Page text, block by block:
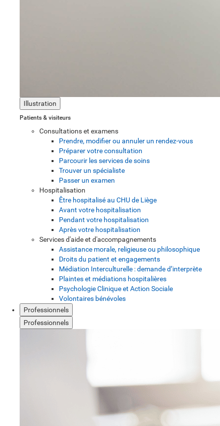
Illustration
Patients & visiteurs
Consultations et examens
Prendre, modifier ou annuler un rendez-vous
Préparer votre consultation
Parcourir les services de soins
Trouver un spécialiste
Passer un examen
Hospitalisation
Être hospitalisé au CHU de Liège
Avant votre hospitalisation
Pendant votre hospitalisation
Après votre hospitalisation
Services d'aide et d'accompagnements
Assistance morale, religieuse ou philosophique
Droits du patient et engagements
Médiation Interculturelle : demande d’interprète
Plaintes et médiations hospitalières
Psychologie Clinique et Action Sociale
Volontaires bénévoles
Professionnels
Professionnels